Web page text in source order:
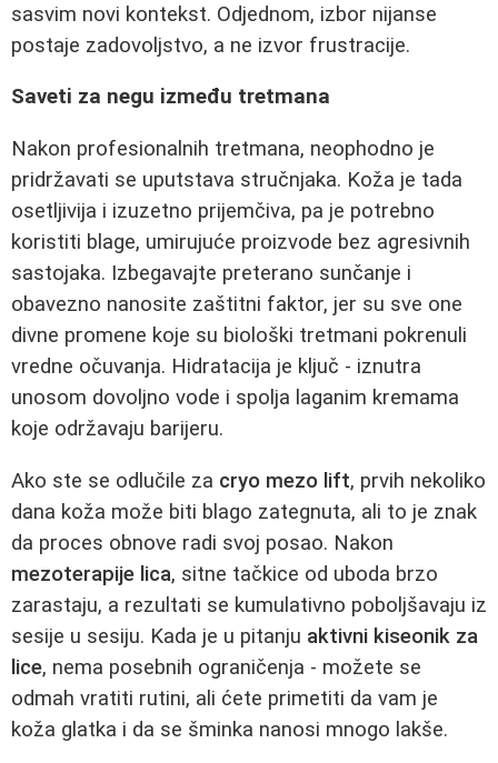
sasvim novi kontekst. Odjednom, izbor nijanse
postaje zadovoljstvo, a ne izvor frustracije.
Saveti za negu između tretmana
Nakon profesionalnih tretmana, neophodno je
pridržavati se uputstava stručnjaka. Koža je tada
osetljivija i izuzetno prijemčiva, pa je potrebno
koristiti blage, umirujuće proizvode bez agresivnih
sastojaka. Izbegavajte preterano sunčanje i
obavezno nanosite zaštitni faktor, jer su sve one
divne promene koje su biološki tretmani pokrenuli
vredne očuvanja. Hidratacija je ključ - iznutra
unosom dovoljno vode i spolja laganim kremama
koje održavaju barijeru.
Ako ste se odlučile za cryo mezo lift, prvih nekoliko
dana koža može biti blago zategnuta, ali to je znak
da proces obnove radi svoj posao. Nakon
mezoterapije lica, sitne tačkice od uboda brzo
zarastaju, a rezultati se kumulativno poboljšavaju iz
sesije u sesiju. Kada je u pitanju aktivni kiseonik za
lice, nema posebnih ograničenja - možete se
odmah vratiti rutini, ali ćete primetiti da vam je
koža glatka i da se šminka nanosi mnogo lakše.